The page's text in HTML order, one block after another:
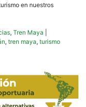
en nuestros
, Tren Maya
, tren maya, turismo